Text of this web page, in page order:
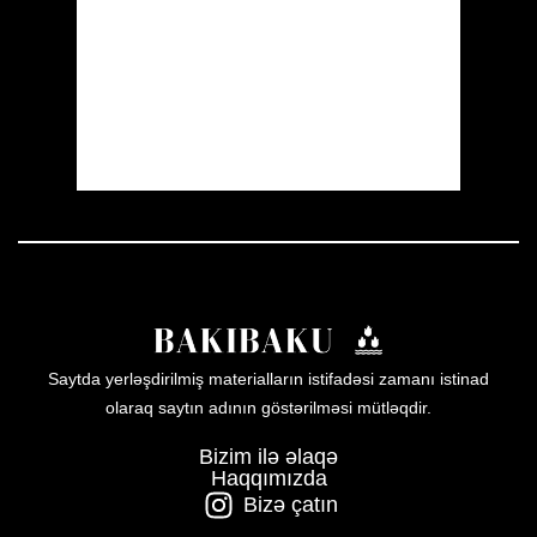
Saytda yerləşdirilmiş materialların istifadəsi zamanı istinad
olaraq saytın adının göstərilməsi mütləqdir.
Bizim ilə əlaqə
Haqqımızda
Bizə çatın